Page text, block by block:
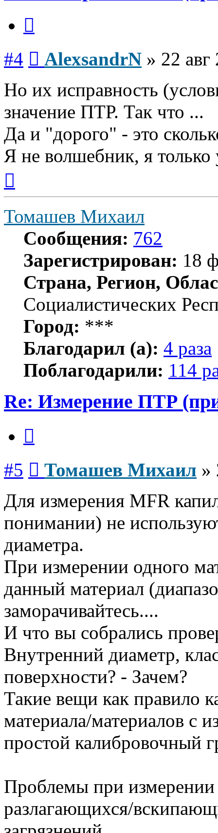
#4 AlexsandrN » 22
Но их исправность
значение ПТР. Так что ...
Да и "дорого" - это
Я не волшебник, я только
началу
Томашев Михаил
Сообщения: 762
Зарегистрирован: 18
Страна, Регион,
Социалистических
Город: ***
Благодарил (а): 4 раза
Поблагодарили: 114
Re: Измерение ПТР
#5 Томашев Михаил »
Для измерения MFR
понимании) не
диаметра.
При измерении одного
данный материал
заморачивайтесь....
И что вы собрались
Внутренний диаметр,
поверхности? - Зачем?
Такие вещи как правило
материала/материалов с
простой калибровочный
Проблемы при
разлагающихся/